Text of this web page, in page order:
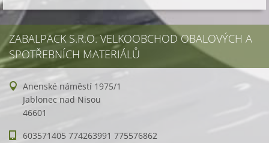
ZABALPACK S.R.O. VELKOOBCHOD OBALOVÝCH A
SPOTŘEBNÍCH MATERIÁLŮ
Anenské náměstí 1975/1
Jablonec nad Nisou
46601
603571405 774263991 775576862